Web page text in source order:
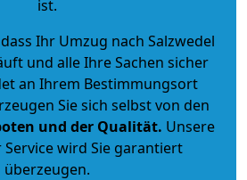
ist.
Ihr Umzug nach Salzwedel
und alle Ihre Sachen sicher
an Ihrem Bestimmungsort
Sie sich selbst von den
und der Qualität. Unsere
wird Sie garantiert
überzeugen.